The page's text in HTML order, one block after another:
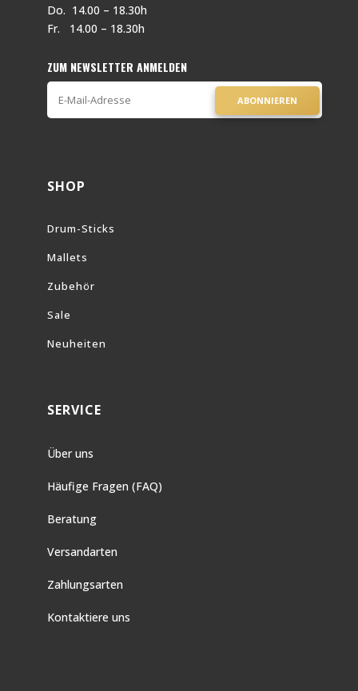
Do. 14.00 – 18.30h
Fr. 14.00 – 18.30h
ZUM NEWSLETTER ANMELDEN
ABONNIEREN
SHOP
Drum-Sticks
Mallets
Zubehör
Sale
Neuheiten
SERVICE
Über uns
Häufige Fragen (FAQ)
Beratung
Versandarten
Zahlungsarten
Kontaktiere uns